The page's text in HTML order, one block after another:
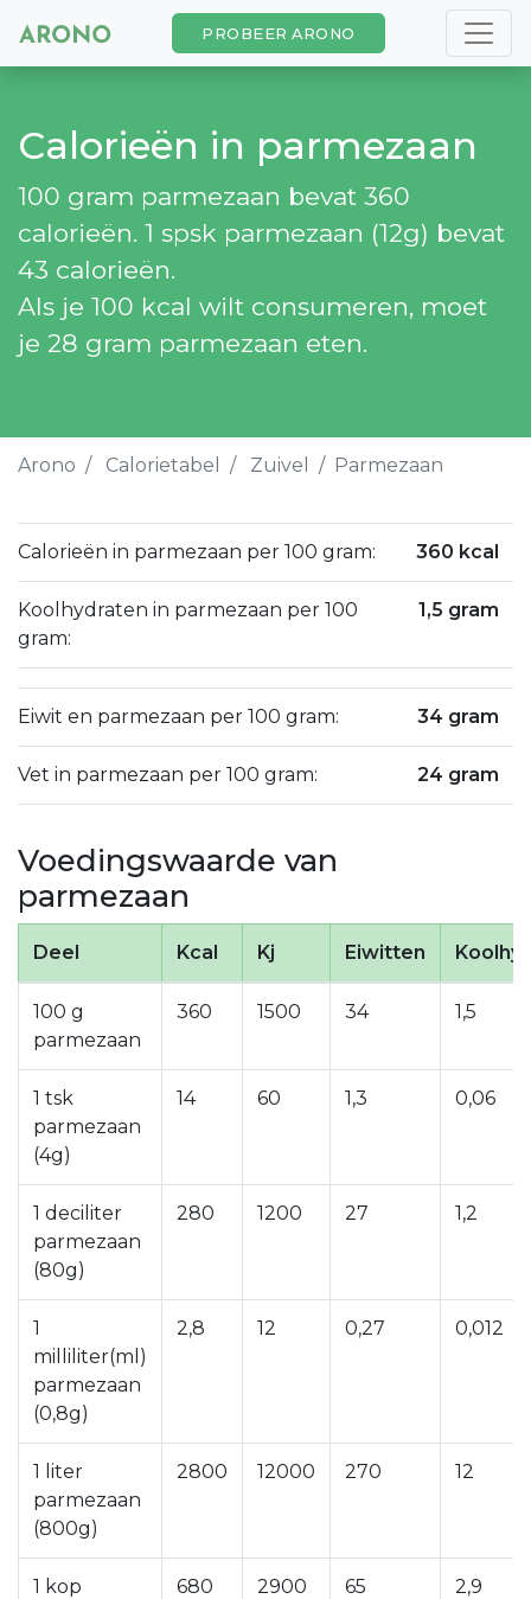
PROBEER ARONO
Calorieën in parmezaan
100 gram parmezaan bevat 360
calorieën. 1 spsk parmezaan (12g) bevat
43 calorieën.
Als je 100 kcal wilt consumeren, moet
je 28 gram parmezaan eten.
Arono Calorietabel Zuivel Parmezaan
Calorieën in parmezaan per 100 gram: 360 kcal
Koolhydraten in parmezaan per 100
gram:
1,5 gram
Eiwit en parmezaan per 100 gram: 34 gram
Vet in parmezaan per 100 gram: 24 gram
Voedingswaarde van
parmezaan
Deel Kcal Kj Eiwitten
100 g
parmezaan
360 1500 34 1,5
1 tsk
parmezaan
(4g)
14 60 1,3 0,06
1 deciliter
parmezaan
(80g)
280 1200 27 1,2
1
milliliter(ml)
parmezaan
(0,8g)
2,8 12 0,27 0,012
1 liter
parmezaan
(800g)
2800 12000 270 12
1 kop
680 2900 65 2,9